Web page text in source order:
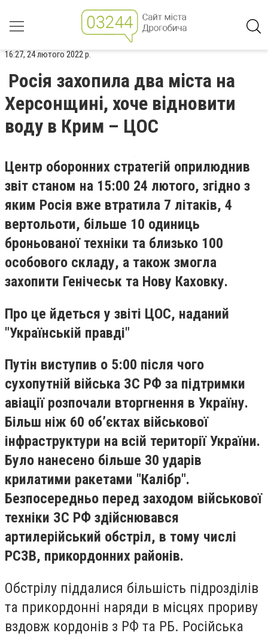
16:27, 24 лютого 2022 р.
Росія захопила два міста на
Херсонщині, хоче відновити
воду в Крим – ЦОС
Центр оборонних стратегій оприлюднив
звіт станом на 15:00 24 лютого, згідно з
яким Росія вже втратила 7 літаків, 4
вертольоти, більше 10 одиниць
броньованої техніки та близько 100
особового складу, а також змогла
захопити Генічеськ та Нову Каховку.
Про це йдеться у звіті ЦОС, наданий
"Українській правді"
Путін виступив о 5:00 після чого
сухопутній війська ЗС РФ за підтримки
авіації розпочали вторгнення в Україну.
Більш ніж 60 об’єктах військової
інфраструктури на всій території України.
Було нанесено більше 30 ударів
крилатими ракетами "Калібр".
Безпосередньо перед заходом військової
техніки ЗС РФ здійснювався
артилерійський обстріл, в тому числі
РСЗВ, прикордонних районів.
Обстрілу піддалися більшість підрозділів
та прикордонні наряди в місцях прориву
вздовж кордонів з РФ та РБ. Російська